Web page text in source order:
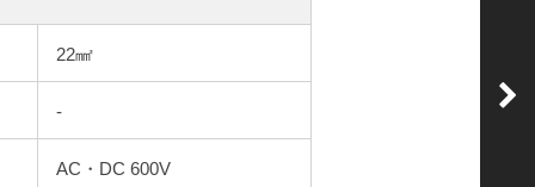
22㎟
-
AC・DC 600V